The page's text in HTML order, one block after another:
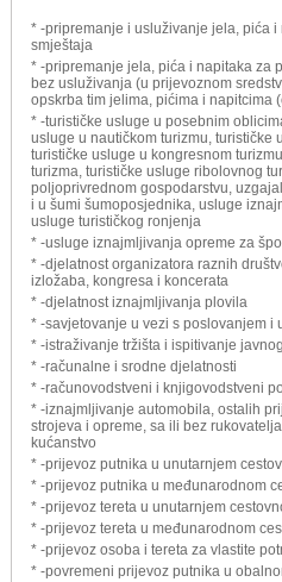
* -pripremanje i usluživanje jela, pića
smještaja
* -pripremanje jela, pića i napitaka za
bez usluživanja (u prijevoznom
opskrba tim jelima, pićima i napitcima
* -turističke usluge u posebnim
usluge u nautičkom turizmu, turističke
turističke usluge u kongresnom
turizma, turističke usluge ribolovnog
poljoprivrednom gospodarstvu,
i u šumi šumoposjednika, usluge
usluge turističkog ronjenja
* -usluge iznajmljivanja opreme za
* -djelatnost organizatora raznih
izložaba, kongresa i koncerata
* -djelatnost iznajmljivanja plovila
* -savjetovanje u vezi s poslovanjem i
* -istraživanje tržišta i ispitivanje
* -računalne i srodne djelatnosti
* -računovodstveni i knjigovodstveni
* -iznajmljivanje automobila, ostalih
strojeva i opreme, sa ili bez
kućanstvo
* -prijevoz putnika u unutarnjem
* -prijevoz putnika u međunarodnom
* -prijevoz tereta u unutarnjem
* -prijevoz tereta u međunarodnom
* -prijevoz osoba i tereta za vlastite
* -povremeni prijevoz putnika u